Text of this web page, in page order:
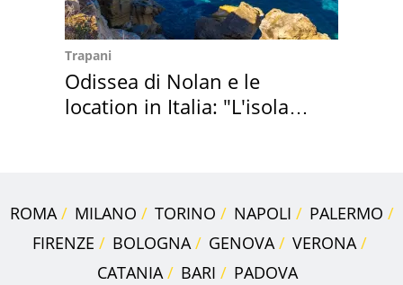
Trapani
Odissea di Nolan e le
location in Italia: "L'isola
ROMA MILANO TORINO NAPOLI
PALERMO
FIRENZE
BOLOGNA GENOVA
VERONA
CATANIA
BARI PADOVA